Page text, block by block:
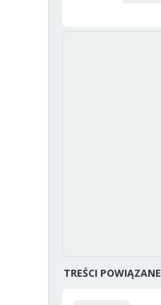
TREŚCI POWIĄZANE